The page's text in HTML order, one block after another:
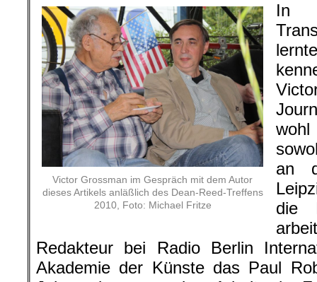
Victor Grossman im Gespräch mit dem Autor
dieses Artikels anläßlich des Dean-Reed-Treffens
2010, Foto: Michael Fritze
In
wohl
an
die
Redakteur bei Radio Berlin
Akademie der Künste das Paul